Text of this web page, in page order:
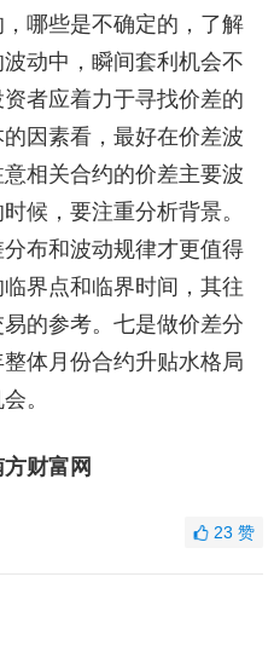
哪些是不确定的，了解
动中，瞬间套利机会不
者应着力于寻找价差的
因素看，最好在价差波
相关合约的价差主要波
候，要注重分析背景。
布和波动规律才更值得
界点和临界时间，其往
的参考。七是做价差分
体月份合约升贴水格局
。
财富网
23赞